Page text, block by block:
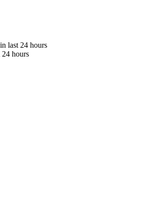
last 24 hours
hours